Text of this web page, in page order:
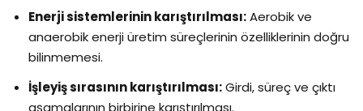
Enerji sistemlerinin karıştırılması:Aerobik ve
anaerobik enerji üretim süreçlerinin özelliklerinin doğru
bilinmemesi.
İşleyiş sırasının karıştırılması:Girdi, süreç ve çıktı
aşamalarının birbirine karıştırılması.